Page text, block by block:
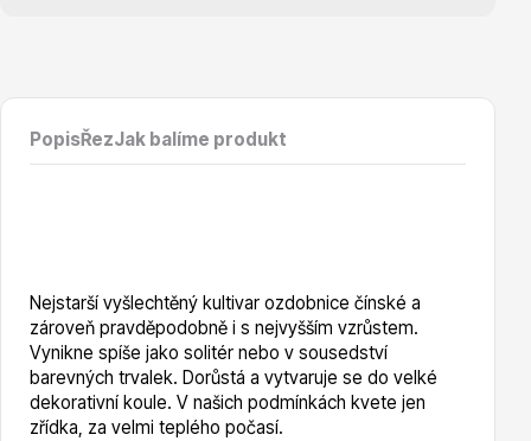
Vzrostlé stromy
Nářadí, příslušenství
PopisŘezJak balíme produkt
Nejstarší vyšlechtěný kultivar ozdobnice čínské a
zároveň pravděpodobně i s nejvyšším vzrůstem.
Vynikne spíše jako solitér nebo v sousedství
barevných trvalek. Dorůstá a vytvaruje se do velké
dekorativní koule. V našich podmínkách kvete jen
zřídka, za velmi teplého počasí.